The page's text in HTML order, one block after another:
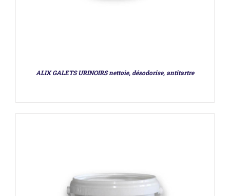
ALIX GALETS URINOIRS nettoie, désodorise, antitartre